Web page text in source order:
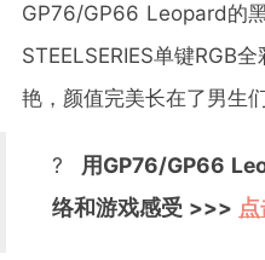
GP76/GP66 Leopard的黑
STEELSERIES单键RGB
艳，颜值完美长在了男生
? 用GP76/GP66
络和游戏感受 >>>